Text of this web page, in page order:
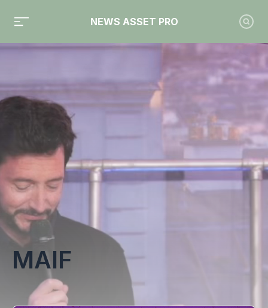
NEWS ASSET PRO
Toute l'actualité sur le tag "MAIF"
MAIF